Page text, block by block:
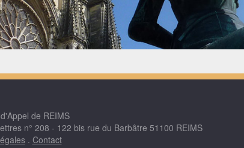
de REIMS
n° 208 - 122 bis rue du Barbâtre 51100 REIMS
. Contact